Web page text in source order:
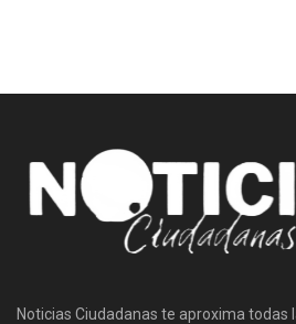
Noticias Ciudadanas te aproxima todas